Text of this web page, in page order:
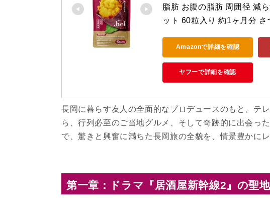
脂肪 お腹の脂肪 周囲径 減
ット 60粒入り 約1ヶ月分 さ
Amazonで詳細を確認
ヤフーで詳細を確認
長岡に暮らす友人の全面的なプロデュースのもと、テ
ら、行列必至のご当地グルメ、そして奇跡的に出会っ
で、驚きと興奮に満ちた長岡旅の全貌を、情景豊かにレ
第一章：ドラマ『居酒屋新幹線2』の聖